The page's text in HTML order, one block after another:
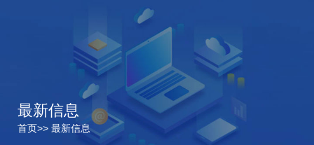
最新信息
首页>> 最新信息